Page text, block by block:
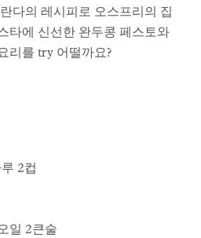
다의 레시피로 오스프리의 집
타에 신선한 완두콩 페스토와
리를 try 어떨까요?
2컵
일 2큰술